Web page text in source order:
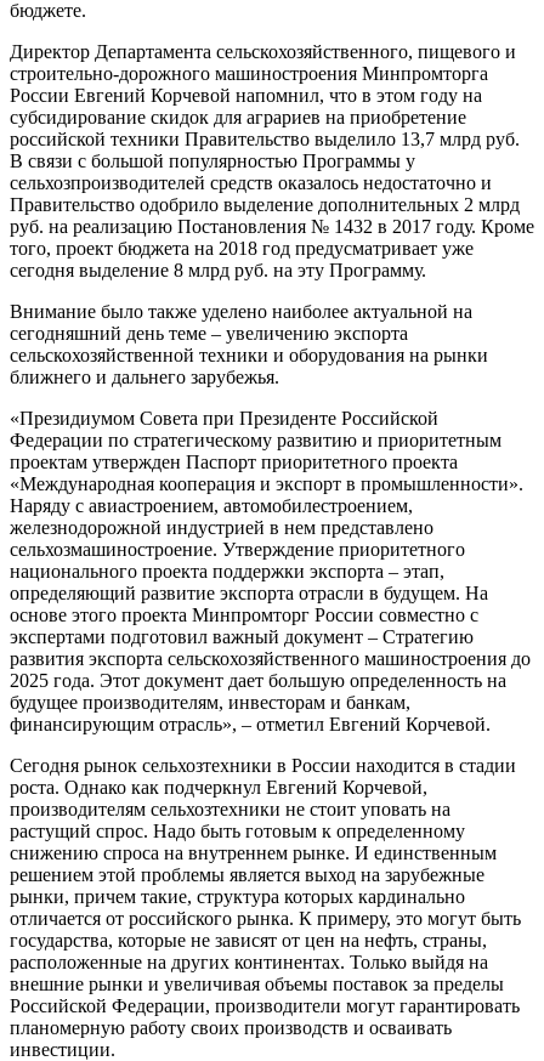
бюджете.
Директор Департамента сельскохозяйственного, пищевого и
строительно-дорожного машиностроения Минпромторга
России Евгений Корчевой напомнил, что в этом году на
субсидирование скидок для аграриев на приобретение
российской техники Правительство выделило 13,7 млрд руб.
В связи с большой популярностью Программы у
сельхозпроизводителей средств оказалось недостаточно и
Правительство одобрило выделение дополнительных 2 млрд
руб. на реализацию Постановления № 1432 в 2017 году. Кроме
того, проект бюджета на 2018 год предусматривает уже
сегодня выделение 8 млрд руб. на эту Программу.
Внимание было также уделено наиболее актуальной на
сегодняшний день теме – увеличению экспорта
сельскохозяйственной техники и оборудования на рынки
ближнего и дальнего зарубежья.
«Президиумом Совета при Президенте Российской
Федерации по стратегическому развитию и приоритетным
проектам утвержден Паспорт приоритетного проекта
«Международная кооперация и экспорт в промышленности».
Наряду с авиастроением, автомобилестроением,
железнодорожной индустрией в нем представлено
сельхозмашиностроение. Утверждение приоритетного
национального проекта поддержки экспорта – этап,
определяющий развитие экспорта отрасли в будущем. На
основе этого проекта Минпромторг России совместно с
экспертами подготовил важный документ – Стратегию
развития экспорта сельскохозяйственного машиностроения до
2025 года. Этот документ дает большую определенность на
будущее производителям, инвесторам и банкам,
финансирующим отрасль», – отметил Евгений Корчевой.
Сегодня рынок сельхозтехники в России находится в стадии
роста. Однако как подчеркнул Евгений Корчевой,
производителям сельхозтехники не стоит уповать на
растущий спрос. Надо быть готовым к определенному
снижению спроса на внутреннем рынке. И единственным
решением этой проблемы является выход на зарубежные
рынки, причем такие, структура которых кардинально
отличается от российского рынка. К примеру, это могут быть
государства, которые не зависят от цен на нефть, страны,
расположенные на других континентах. Только выйдя на
внешние рынки и увеличивая объемы поставок за пределы
Российской Федерации, производители могут гарантировать
планомерную работу своих производств и осваивать
инвестиции.